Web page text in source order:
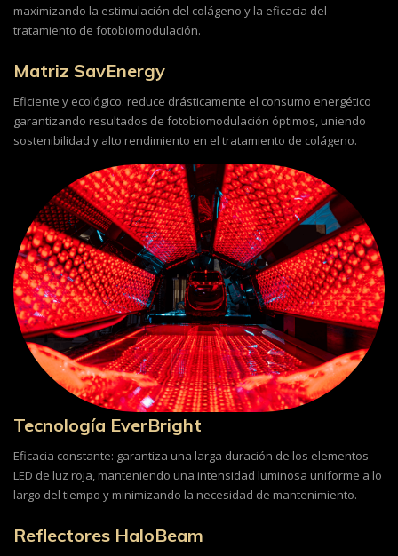
maximizando la estimulación del colágeno y la eficacia del
tratamiento de fotobiomodulación.
Matriz SavEnergy
Eficiente y ecológico: reduce drásticamente el consumo energético
garantizando resultados de fotobiomodulación óptimos, uniendo
sostenibilidad y alto rendimiento en el tratamiento de colágeno.
Tecnología EverBright
Eficacia constante: garantiza una larga duración de los elementos
LED de luz roja, manteniendo una intensidad luminosa uniforme a lo
largo del tiempo y minimizando la necesidad de mantenimiento.
Reflectores HaloBeam